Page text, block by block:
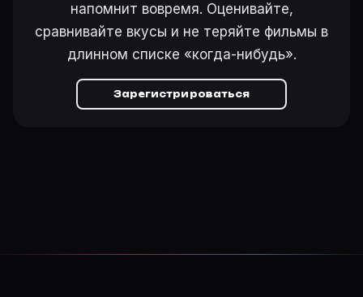
напомнит вовремя. Оценивайте,
сравнивайте вкусы и не теряйте фильмы в
длинном списке «когда-нибудь».
Зарегистрироваться